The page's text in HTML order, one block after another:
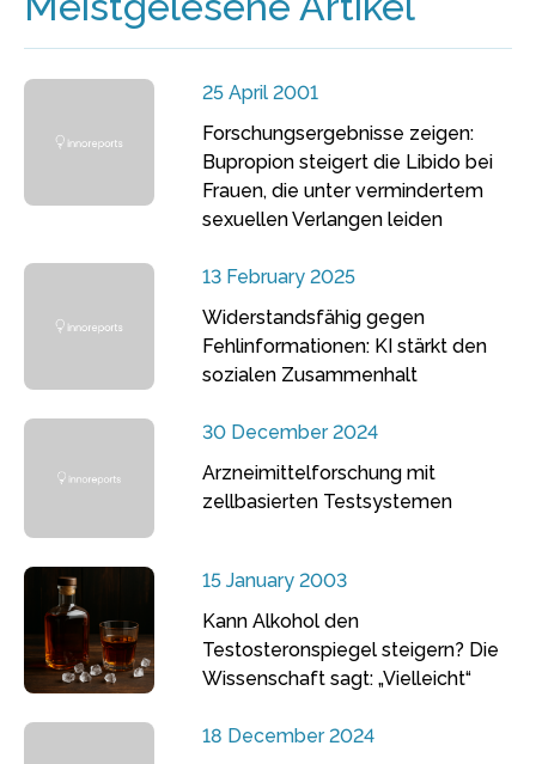
25 April 2001
Forschungsergebnisse zeigen:
Bupropion steigert die Libido bei
Frauen, die unter vermindertem
sexuellen Verlangen leiden
13 February 2025
Widerstandsfähig gegen
Fehlinformationen: KI stärkt den
sozialen Zusammenhalt
30 December 2024
Arzneimittelforschung mit
zellbasierten Testsystemen
15 January 2003
Kann Alkohol den
Testosteronspiegel steigern? Die
Wissenschaft sagt: „Vielleicht“
18 December 2024